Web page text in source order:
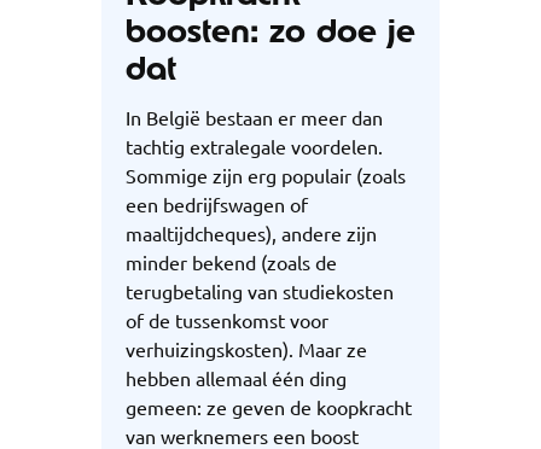
boosten: zo doe je
dat
In België bestaan er meer dan
tachtig extralegale voordelen.
Sommige zijn erg populair (zoals
een bedrijfswagen of
maaltijdcheques), andere zijn
minder bekend (zoals de
terugbetaling van studiekosten
of de tussenkomst voor
verhuizingskosten). Maar ze
hebben allemaal één ding
gemeen: ze geven de koopkracht
van werknemers een boost